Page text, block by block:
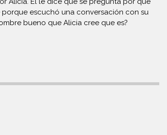
escuchó una conversación con su
bueno que Alicia cree que es?